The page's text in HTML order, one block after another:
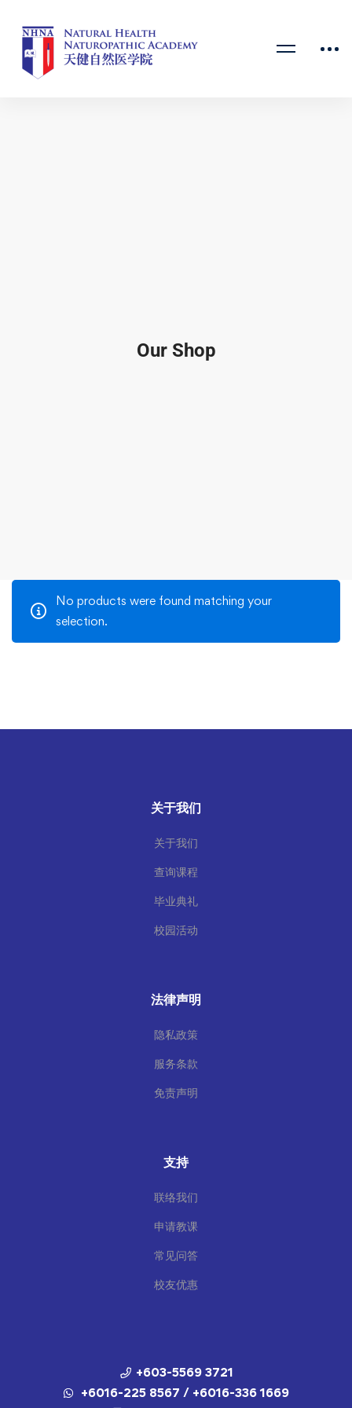
Our Shop
No products were found matching your
selection.
关于我们
关于我们
查询课程
毕业典礼
校园活动
法律声明
隐私政策
服务条款
免责声明
支持
联络我们
申请教课
常见问答
校友优惠
+603-5569 3721
+6016-225 8567 / +6016-336 1669